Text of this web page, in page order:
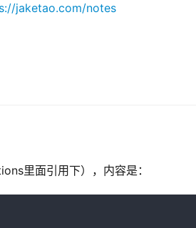
jaketao.com/notes
里面引用下），内容是：